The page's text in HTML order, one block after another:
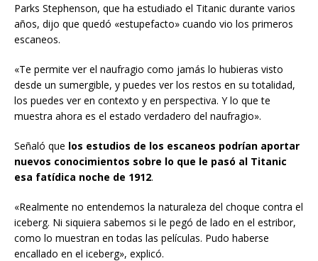
Parks Stephenson, que ha estudiado el Titanic durante varios
años, dijo que quedó «estupefacto» cuando vio los primeros
escaneos.
«Te permite ver el naufragio como jamás lo hubieras visto
desde un sumergible, y puedes ver los restos en su totalidad,
los puedes ver en contexto y en perspectiva. Y lo que te
muestra ahora es el estado verdadero del naufragio».
Señaló que los estudios de los escaneos podrían aportar
nuevos conocimientos sobre lo que le pasó al Titanic
esa fatídica noche de 1912.
«Realmente no entendemos la naturaleza del choque contra el
iceberg. Ni siquiera sabemos si le pegó de lado en el estribor,
como lo muestran en todas las películas. Pudo haberse
encallado en el iceberg», explicó.